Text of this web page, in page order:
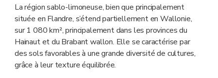
La région sablo-limoneuse, bien que principalement
située en Flandre, s’étend partiellement en Wallonie,
sur 1 080 km², principalement dans les provinces du
Hainaut et du Brabant wallon. Elle se caractérise par
des sols favorables à une grande diversité de cultures,
grâce à leur texture équilibrée.